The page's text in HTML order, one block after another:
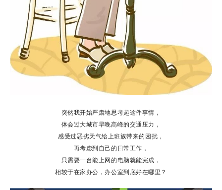
突然我开始严肃地思考起这件事情，
体会过大城市早晚高峰的交通压力，
感受过恶劣天气给上班族带来的困扰，
再考虑到自己的日常工作，
只需要一台能上网的电脑就能完成，
相较于在家办公，办公室到底好在哪里？